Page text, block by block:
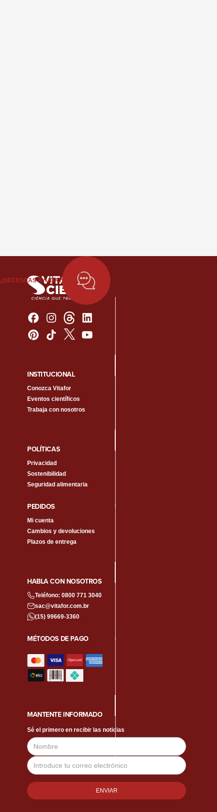
¿NECESITAS AYUDA?
INSTITUCIONAL
Conozca Vitafor
Eventos científicos
Trabaja con nosotros
POLÍTICAS
Privacidad
Sostenibilidad
Seguridad alimentaria
PEDIDOS
Mi cuenta
Cambios y devoluciones
Plazos de entrega
HABLA CON NOSOTROS
Teléfono: 0800 771 3040
sac@vitafor.com.br
(15) 99669-3360
MÉTODOS DE PAGO
MANTENTE INFORMADO
Sé el primero en recibir las noticias
Nombre
Dirección
de
correo
electrónico